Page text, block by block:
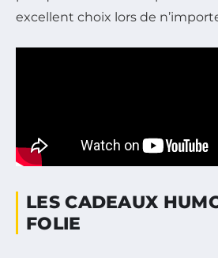
excellent choix lors de
LES CADEAUX
FOLIE